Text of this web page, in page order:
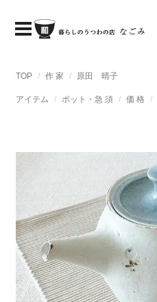
TOP 作 家 原田 晴子
アイテム ポット・急 須 価 格